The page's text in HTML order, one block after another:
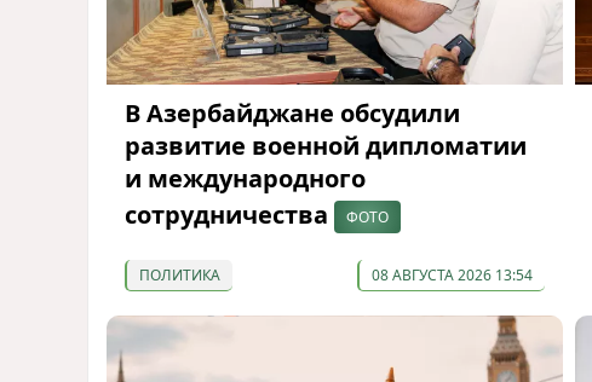
В Азербайджане обсудили
развитие военной дипломатии
и международного
сотрудничества
ФОТО
ПОЛИТИКА 08 АВГУСТА 2026 13:54